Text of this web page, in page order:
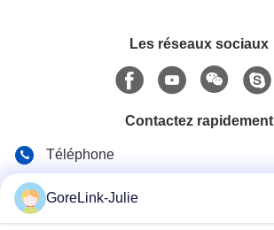
Les réseaux sociaux
Contactez rapidement
Téléphone
GoreLink-Julie